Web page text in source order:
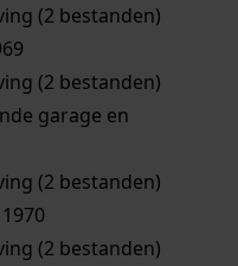
(2 bestanden)
(2 bestanden)
garage en
(2 bestanden)
(2 bestanden)